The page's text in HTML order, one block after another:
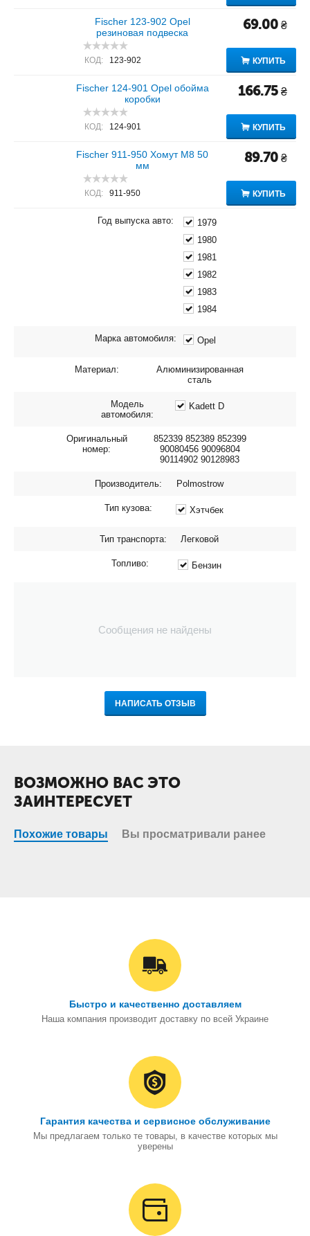
Fischer 123-902 Opel
резиновая подвеска
КОД: 123-902
69.00 ₴
КУПИТЬ
Fischer 124-901 Opel обойма
коробки
КОД: 124-901
166.75 ₴
КУПИТЬ
Fischer 911-950 Хомут M8 50
мм
КОД: 911-950
89.70 ₴
КУПИТЬ
Год выпуска авто:
1979
1980
1981
1982
1983
1984
Марка автомобиля: Opel
Материал:
Алюминизированная
сталь
Модель
автомобиля:
Kadett D
Оригинальный
номер:
852339 852389 852399
90080456 90096804
90114902 90128983
Производитель: Polmostrow
Тип кузова: Хэтчбек
Тип транспорта: Легковой
Топливо: Бензин
Сообщения не найдены
НАПИСАТЬ ОТЗЫВ
ВОЗМОЖНО ВАС ЭТО
ЗАИНТЕРЕСУЕТ
Похожие товары Вы просматривали ранее
Быстро и качественно доставляем
Наша компания производит доставку по всей Украине
Гарантия качества и сервисное обслуживание
Мы предлагаем только те товары, в качестве которых мы
уверены